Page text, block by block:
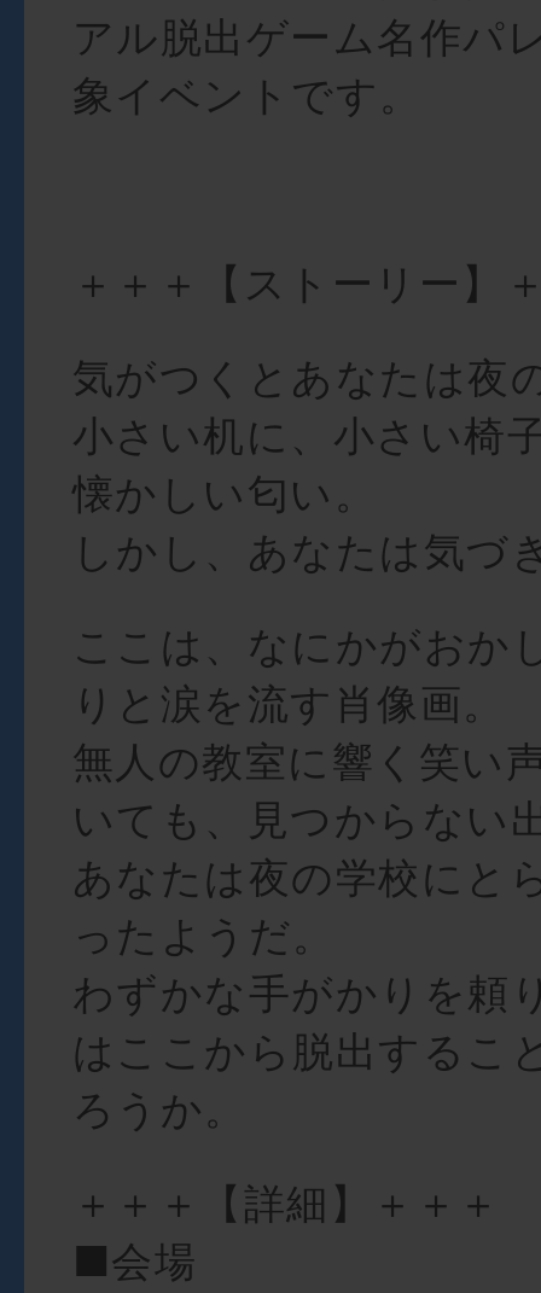
アル脱出ゲーム名作パ
象イベントです。
＋＋＋【ストーリー】
気がつくとあなたは夜
小さい机に、小さい椅
懐かしい匂い。
しかし、あなたは気づ
ここは、なにかがおか
りと涙を流す肖像画。
無人の教室に響く笑い
いても、見つからない
あなたは夜の学校にと
ったようだ。
わずかな手がかりを頼
はここから脱出するこ
ろうか。
＋＋＋【詳細】＋＋＋
■会場